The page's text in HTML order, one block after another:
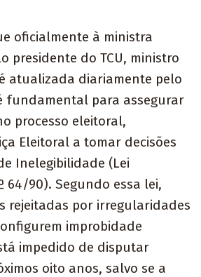
oficialmente à ministra
presidente do TCU, ministro
atualizada diariamente pelo
fundamental para assegurar
processo eleitoral,
Eleitoral a tomar decisões
Inelegibilidade (Lei
64/90). Segundo essa lei,
rejeitadas por irregularidades
improbidade
impedido de disputar
oito anos, salvo se a